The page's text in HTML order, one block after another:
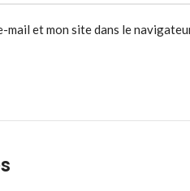
mail et mon site dans le